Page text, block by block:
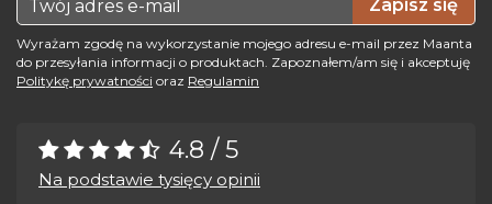
Zapisz się
Wyrażam zgodę na wykorzystanie mojego adresu e-mail przez Maanta
do przesyłania informacji o produktach. Zapoznałem/am się i akceptuję
Politykę prywatności oraz Regulamin
4.8 / 5
Na podstawie tysięcy opinii